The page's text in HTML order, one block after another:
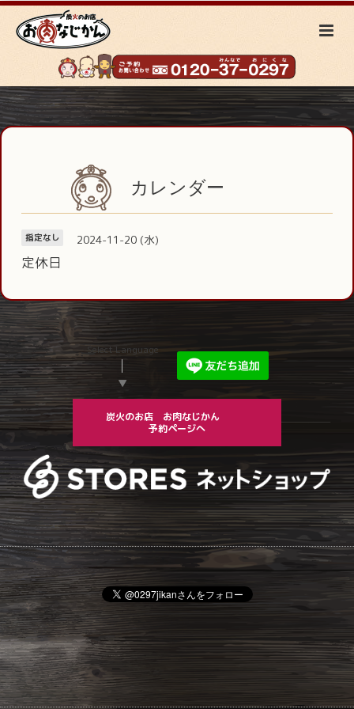
カレンダー
指定なし 2024-11-20 (水)
定休日
Select Language
▼
炭火のお店 お肉なじかん
予約ページへ